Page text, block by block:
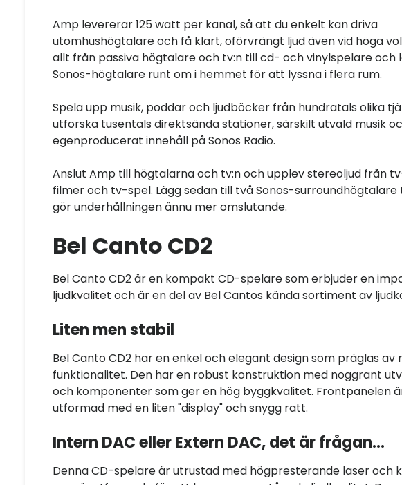
Amp levererar 125 watt per kanal, så att du enkelt kan driva
utomhushögtalare och få klart, oförvrängt ljud även vid höga
allt från passiva högtalare och tv:n till cd- och vinylspelare och
Sonos-högtalare runt om i hemmet för att lyssna i flera rum.
Spela upp musik, poddar och ljudböcker från hundratals olika
utforska tusentals direktsända stationer, särskilt utvald musik
egenproducerat innehåll på Sonos Radio.
Anslut Amp till högtalarna och tv:n och upplev stereoljud från
filmer och tv-spel. Lägg sedan till två Sonos-
gör underhållningen ännu mer omslutande.
Bel Canto CD2
Bel Canto CD2 är en kompakt CD-spelare som erbjuder en
ljudkvalitet och är en del av Bel Cantos kända sortiment av
Liten men stabil
Bel Canto CD2 har en enkel och elegant design som präglas av
funktionalitet. Den har en robust konstruktion med noggrant
och komponenter som ger en hög byggkvalitet. Frontpanelen
utformad med en liten "display" och snygg ratt.
Intern DAC eller Extern DAC, det är frågan...
Denna CD-spelare är utrustad med högpresterande laser och